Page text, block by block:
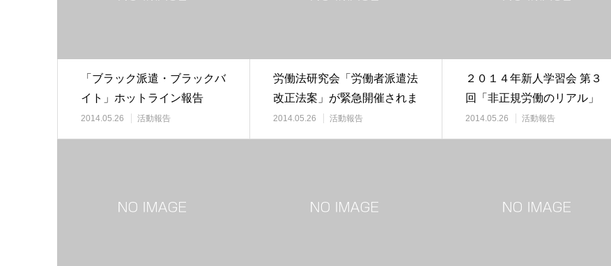
「ブラック派遣・ブラックバ
イト」ホットライン報告
2014.05.26 活動報告
労働法研究会「労働者派遣法
改正法案」が緊急開催されま
した
2014.05.26 活動報告
２０１４年新人学習会 第３
回「非正規労働のリアル」
2014.05.26 活動報告